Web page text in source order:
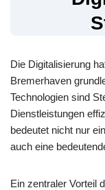
Die Digitalisierung
Bremerhaven
Technologien sind
Dienstleistungen
bedeutet nicht nur
auch eine
Ein zentraler Vorteil